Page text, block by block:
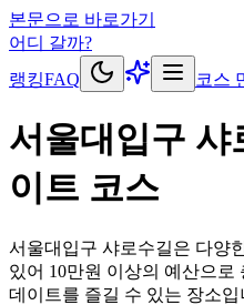
본문으로 바로가기
어디 갈까?
랭킹FAQ 코스
서울대입구 샤
이트 코스
서울대입구 샤로수길은 다양
있어 10만원 이상의 예산으
데이트를 즐길 수 있는 장소